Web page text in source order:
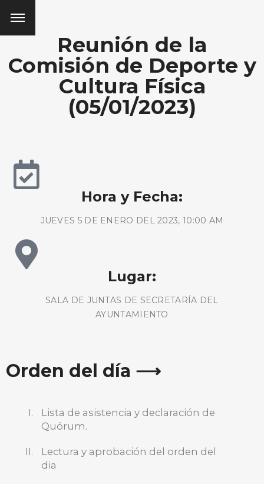
Reunión de la
Comisión de Deporte y
Cultura Física
(05/01/2023)
Hora y Fecha:
JUEVES 5 DE ENERO DEL 2023, 10:00 AM
Lugar:
SALA DE JUNTAS DE SECRETARÍA DEL
AYUNTAMIENTO
Orden del día ⟶
Lista de asistencia y declaración de
Quórum.
Lectura y aprobación del orden del
dia